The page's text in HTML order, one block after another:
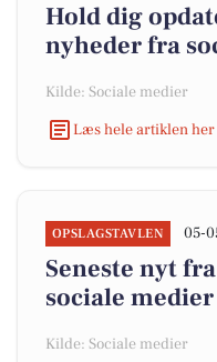
Hold dig
nyheder fra
Kilde: Sociale medier
Læs hele artiklen her
OPSLAGSTAVLEN 05-
Seneste nyt
sociale medier
Kilde: Sociale medier